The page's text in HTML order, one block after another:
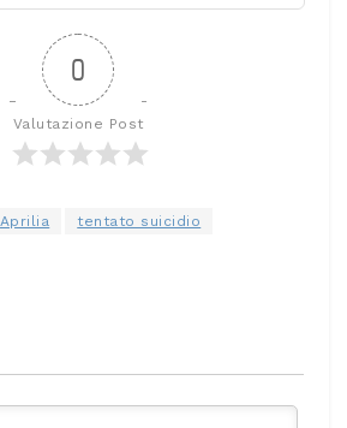
0
Valutazione Post
Aprilia tentato suicidio